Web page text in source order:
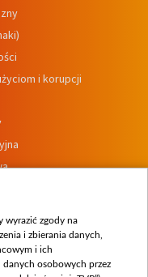
i korupcji
wyrazić zgody na
i zbierania danych,
i ich
danych osobowych przez